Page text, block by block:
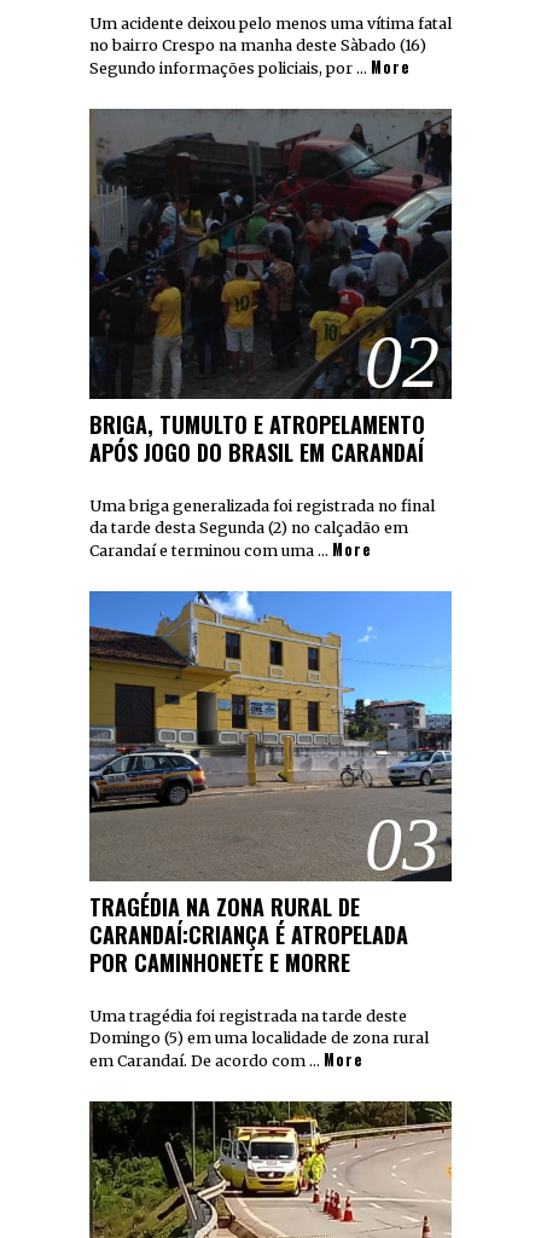
Um acidente deixou pelo menos uma vítima fatal
no bairro Crespo na manha deste Sàbado (16)
Segundo informações policiais, por … More
02
BRIGA, TUMULTO E ATROPELAMENTO
APÓS JOGO DO BRASIL EM CARANDAÍ
Uma briga generalizada foi registrada no final
da tarde desta Segunda (2) no calçadão em
Carandaí e terminou com uma … More
03
TRAGÉDIA NA ZONA RURAL DE
CARANDAÍ:CRIANÇA É ATROPELADA
POR CAMINHONETE E MORRE
Uma tragédia foi registrada na tarde deste
Domingo (5) em uma localidade de zona rural
em Carandaí. De acordo com … More